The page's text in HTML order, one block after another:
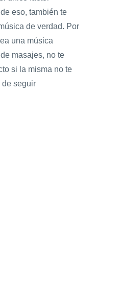
eso, también te
de verdad. Por
una música
masajes, no te
si la misma no te
de seguir